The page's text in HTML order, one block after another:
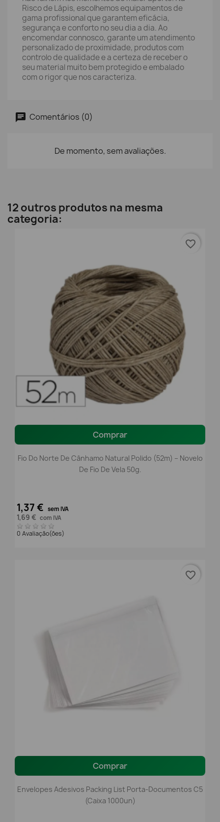
Risco de Lápis, escolhemos equipamentos de
gama profissional que garantem eficácia,
segurança e conforto no seu dia a dia. Ao
encomendar connosco, garante um atendimento
personalizado de proximidade, produtos com
controlo de qualidade e a certeza de receber o
seu material muito bem protegido e embalado
com o rigor que nos caracteriza.
Comentários (0)
De momento, sem avaliações.
12 outros produtos na mesma
categoria:
Comprar
Fio Do Norte De Cânhamo Natural Polido (52m) – Novelo
De Fio De Vela 50g.
1,37 € sem IVA
1,69 € com IVA
0 Avaliação(ões)
favorite_border
Comprar
Envelopes Adesivos Packing List Porta-Documentos C5
(Caixa 1000un)
favorite_border